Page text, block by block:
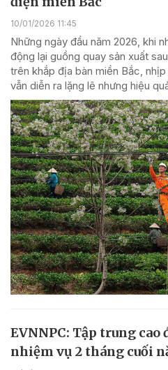
10/01/2026 11:45
Những ngày đầu năm 2026, khi
động lại guồng quay sản xuất
trên khắp địa bàn miền Bắc,
vẫn diễn ra lặng lẽ nhưng hiệu
EVNNPC: Tập trung cao
nhiệm vụ 2 tháng cuối